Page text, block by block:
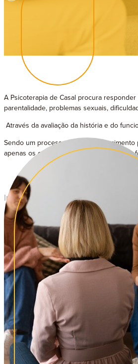
A Psicoterapia de Casal procura
parentalidade, problemas sexuais,
Através da avaliação da história e do
Sendo um processo de
apenas os conflitos atuais mas também
Intervenção indicada para:
Adultos